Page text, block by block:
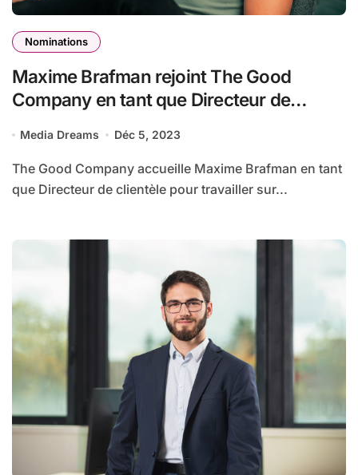
Nominations
Maxime Brafman rejoint The Good
Company en tant que Directeur de
Media Dreams Déc 5, 2023
The Good Company accueille Maxime Brafman en tant
que Directeur de clientèle pour travailler sur...